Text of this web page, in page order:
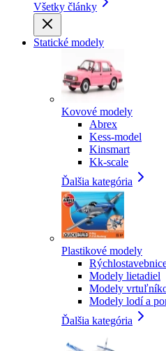
Všetky články
Statické modely
Kovové modely
Abrex
Kess-model
Kinsmart
Kk-scale
Ďalšia kategória
Plastikové modely
Modely lietadiel
Modely
Modely lodí a
Ďalšia kategória